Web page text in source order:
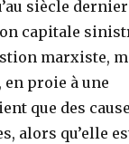
siècle
capitale
marxiste,
proie à une
que des
alors qu’elle